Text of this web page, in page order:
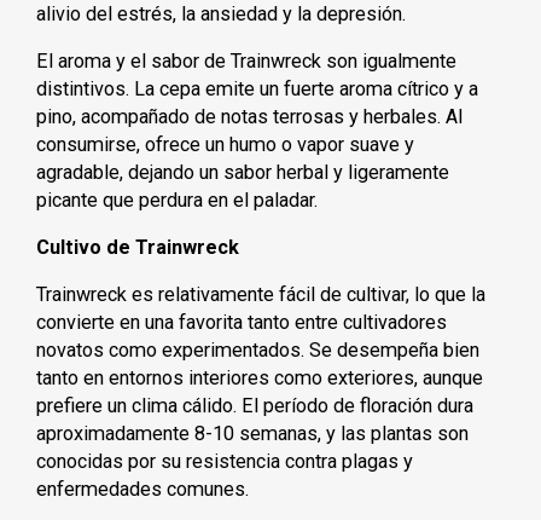
alivio del estrés, la ansiedad y la depresión.
El aroma y el sabor de Trainwreck son igualmente
distintivos. La cepa emite un fuerte aroma cítrico y a
pino, acompañado de notas terrosas y herbales. Al
consumirse, ofrece un humo o vapor suave y
agradable, dejando un sabor herbal y ligeramente
picante que perdura en el paladar.
Cultivo de Trainwreck
Trainwreck es relativamente fácil de cultivar, lo que la
convierte en una favorita tanto entre cultivadores
novatos como experimentados. Se desempeña bien
tanto en entornos interiores como exteriores, aunque
prefiere un clima cálido. El período de floración dura
aproximadamente 8-10 semanas, y las plantas son
conocidas por su resistencia contra plagas y
enfermedades comunes.